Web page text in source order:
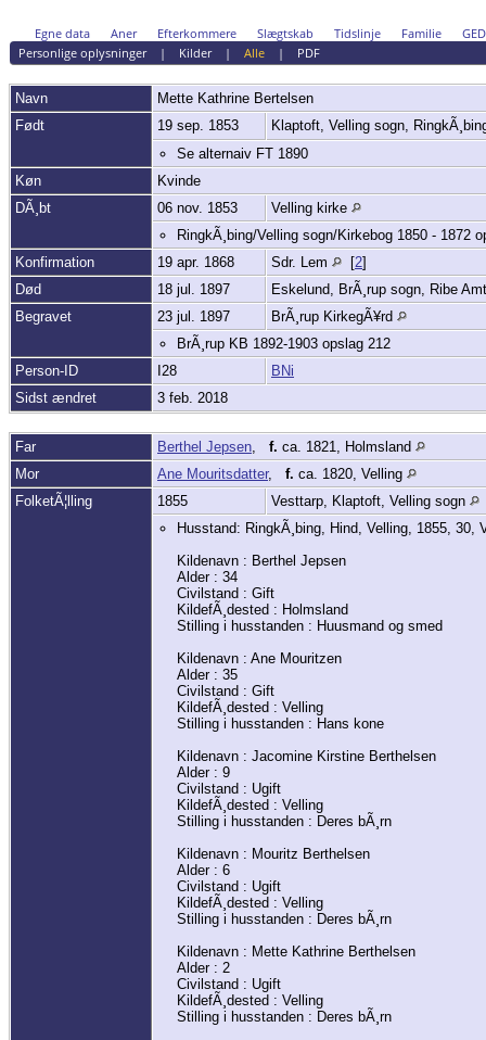
Egne data Aner Efterkommere Slægtskab Tidslinje Familie
Personlige oplysninger| Kilder| Alle| PDF
Navn Mette Kathrine Bertelsen
Født
19 sep. 1853
Klaptoft, Velling sogn,
Se alternaiv FT 1890
Køn
Kvinde
DÃ¸bt
06 nov. 1853
Velling kirke
RingkÃ¸bing/Velling sogn/Kirkebog 1850 - 1872
Konfirmation
19 apr. 1868 Sdr. Lem [2]
Død
18 jul. 1897
Eskelund, BrÃ¸rup sogn, Ribe
Begravet
23 jul. 1897
BrÃ¸rup KirkegÃ¥rd
BrÃ¸rup KB 1892-1903 opslag 212
Person-ID
I28
BNi
Sidst ændret
3 feb. 2018
Far Berthel Jepsen, f. ca. 1821, Holmsland
Mor
Ane Mouritsdatter, f. ca. 1820, Velling
FolketÃ¦lling
1855
Vesttarp, Klaptoft, Velling sogn
Husstand: RingkÃ¸bing, Hind, Velling, 1855, 30,
Kildenavn : Berthel Jepsen
Alder : 34
Civilstand : Gift
KildefÃ¸dested : Holmsland
Stilling i husstanden : Huusmand og smed
Kildenavn : Ane Mouritzen
Alder : 35
Civilstand : Gift
KildefÃ¸dested : Velling
Stilling i husstanden : Hans kone
Kildenavn : Jacomine Kirstine Berthelsen
Alder : 9
Civilstand : Ugift
KildefÃ¸dested : Velling
Stilling i husstanden : Deres bÃ¸rn
Kildenavn : Mouritz Berthelsen
Alder : 6
Civilstand : Ugift
KildefÃ¸dested : Velling
Stilling i husstanden : Deres bÃ¸rn
Kildenavn : Mette Kathrine Berthelsen
Alder : 2
Civilstand : Ugift
KildefÃ¸dested : Velling
Stilling i husstanden : Deres bÃ¸rn